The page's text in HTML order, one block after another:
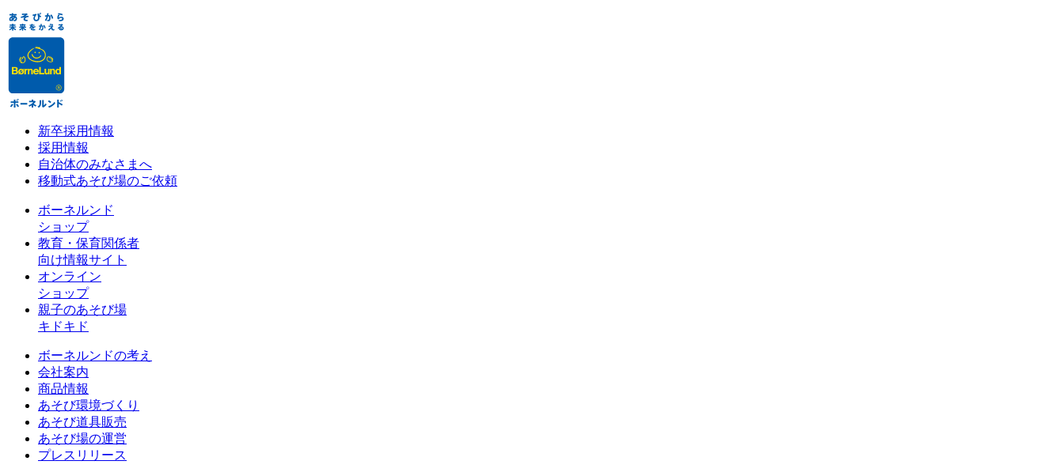
新卒採用情報
採用情報
自治体のみなさまへ
移動式あそび場のご依頼
ボーネルンド
ショップ
教育・保育関係者
向け情報サイト
オンライン
ショップ
親子のあそび場
キドキド
ボーネルンドの考え
会社案内
商品情報
あそび環境づくり
あそび道具販売
あそび場の運営
プレスリリース